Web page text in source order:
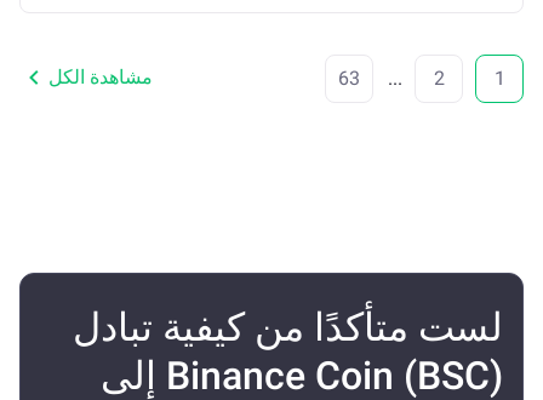
1
2
...
63 مشاهدة الكل
لست متأكدًا من كيفية تبادل
Binance Coin (BSC) إلى